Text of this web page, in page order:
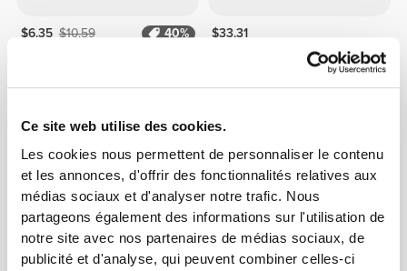
Ce site web utilise des cookies.
Les cookies nous permettent de personnaliser le contenu
et les annonces, d'offrir des fonctionnalités relatives aux
médias sociaux et d'analyser notre trafic. Nous
partageons également des informations sur l'utilisation de
notre site avec nos partenaires de médias sociaux, de
publicité et d'analyse, qui peuvent combiner celles-ci
$6.35 $10.59
40%
$33.31
Whey Protein & Oats x 12